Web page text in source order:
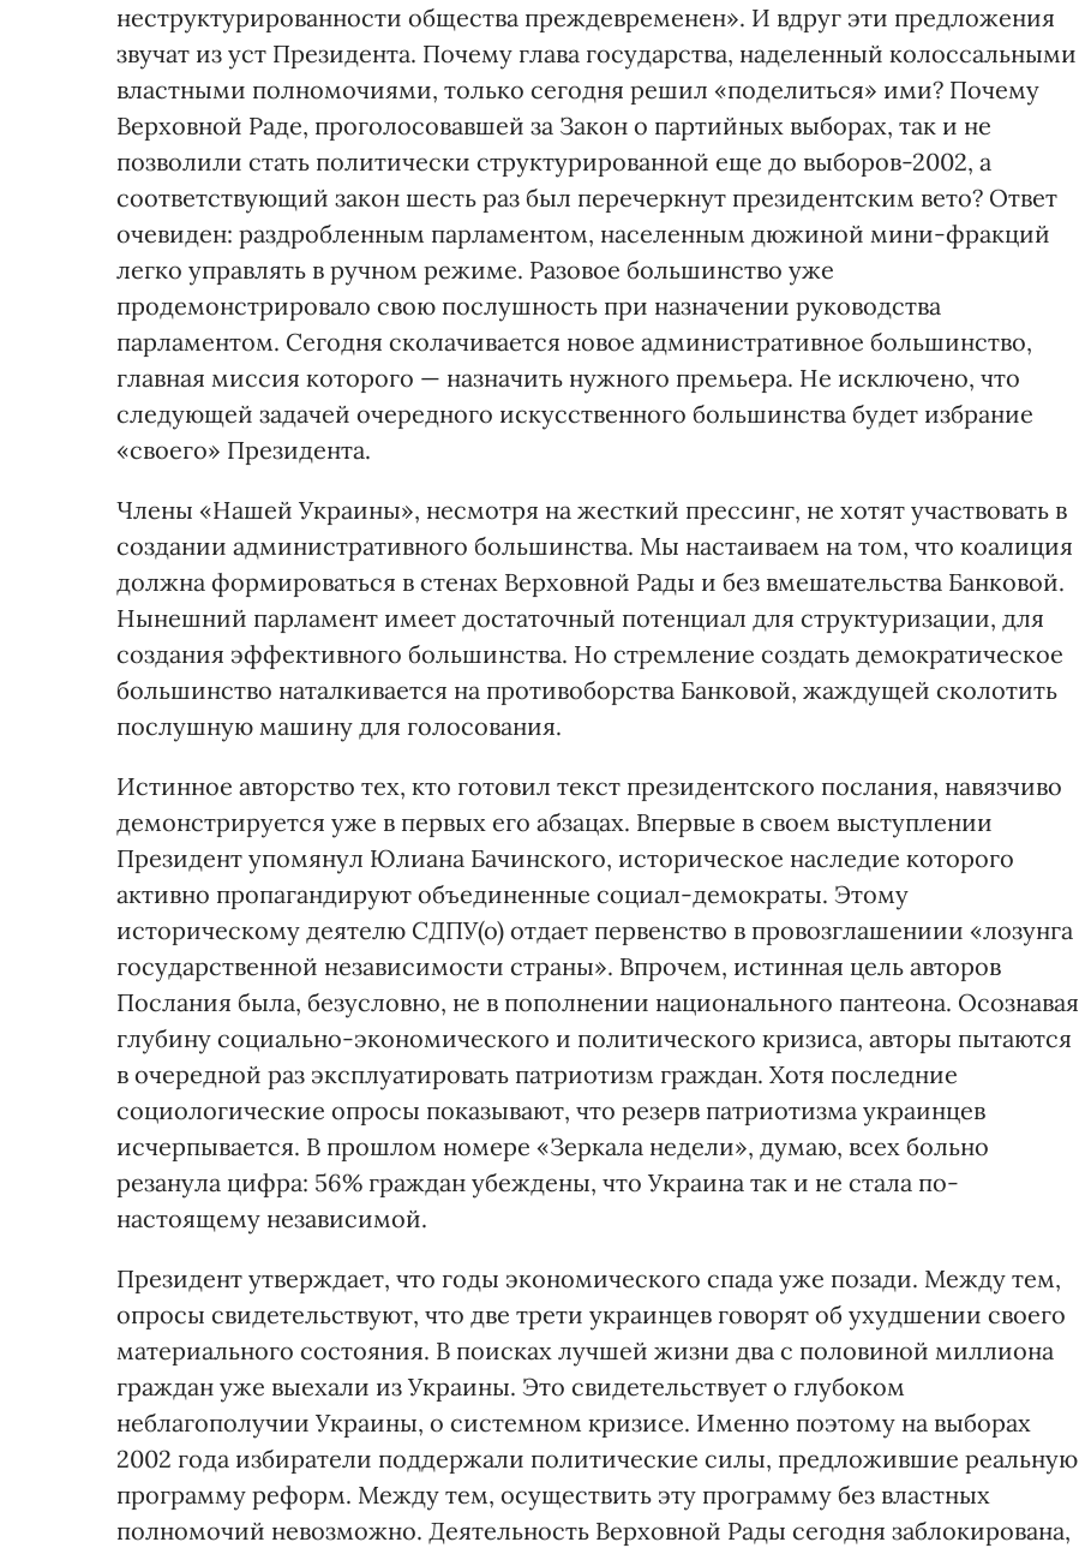
неструктурированности общества преждевременен». И вдруг эти предложения
звучат из уст Президента. Почему глава государства, наделенный колоссальными
властными полномочиями, только сегодня решил «поделиться» ими? Почему
Верховной Раде, проголосовавшей за Закон о партийных выборах, так и не
позволили стать политически структурированной еще до выборов-2002, а
соответствующий закон шесть раз был перечеркнут президентским вето? Ответ
очевиден: раздробленным парламентом, населенным дюжиной мини-фракций
легко управлять в ручном режиме. Разовое большинство уже
продемонстрировало свою послушность при назначении руководства
парламентом. Сегодня сколачивается новое административное большинство,
главная миссия которого — назначить нужного премьера. Не исключено, что
следующей задачей очередного искусственного большинства будет избрание
«своего» Президента.
Члены «Нашей Украины», несмотря на жесткий прессинг, не хотят участвовать в
создании административного большинства. Мы настаиваем на том, что коалиция
должна формироваться в стенах Верховной Рады и без вмешательства Банковой.
Нынешний парламент имеет достаточный потенциал для структуризации, для
создания эффективного большинства. Но стремление создать демократическое
большинство наталкивается на противоборства Банковой, жаждущей сколотить
послушную машину для голосования.
Истинное авторство тех, кто готовил текст президентского послания, навязчиво
демонстрируется уже в первых его абзацах. Впервые в своем выступлении
Президент упомянул Юлиана Бачинского, историческое наследие которого
активно пропагандируют объединенные социал-демократы. Этому
историческому деятелю СДПУ(о) отдает первенство в провозглашениии «лозунга
государственной независимости страны». Впрочем, истинная цель авторов
Послания была, безусловно, не в пополнении национального пантеона. Осознавая
глубину социально-экономического и политического кризиса, авторы пытаются
в очередной раз эксплуатировать патриотизм граждан. Хотя последние
социологические опросы показывают, что резерв патриотизма украинцев
исчерпывается. В прошлом номере «Зеркала недели», думаю, всех больно
резанула цифра: 56% граждан убеждены, что Украина так и не стала по-
настоящему независимой.
Президент утверждает, что годы экономического спада уже позади. Между тем,
опросы свидетельствуют, что две трети украинцев говорят об ухудшении своего
материального состояния. В поисках лучшей жизни два с половиной миллиона
граждан уже выехали из Украины. Это свидетельствует о глубоком
неблагополучии Украины, о системном кризисе. Именно поэтому на выборах
2002 года избиратели поддержали политические силы, предложившие реальную
программу реформ. Между тем, осуществить эту программу без властных
полномочий невозможно. Деятельность Верховной Рады сегодня заблокирована,